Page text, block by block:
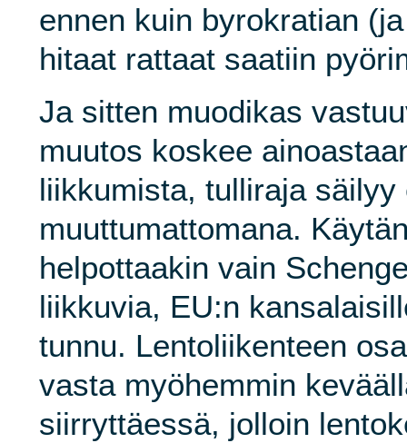
ennen kuin byrokratian
hitaat rattaat saatiin
Ja sitten muodikas
muutos koskee
liikkumista, tulliraja säilyy
muuttumattomana.
helpottaakin vain
liikkuvia, EU:n
tunnu. Lentoliikenteen
vasta myöhemmin
siirryttäessä, jolloin